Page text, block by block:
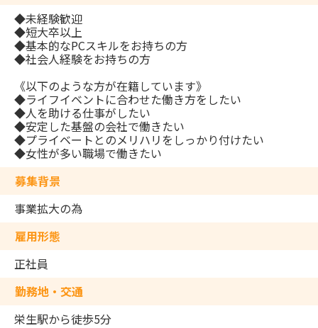
◆未経験歓迎
◆短大卒以上
◆基本的なPCスキルをお持ちの方
◆社会人経験をお持ちの方
《以下のような方が在籍しています》
◆ライフイベントに合わせた働き方をしたい
◆人を助ける仕事がしたい
◆安定した基盤の会社で働きたい
◆プライベートとのメリハリをしっかり付けたい
◆女性が多い職場で働きたい
募集背景
事業拡大の為
雇用形態
正社員
勤務地・交通
栄生駅から徒歩5分